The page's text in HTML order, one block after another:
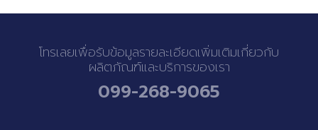
โทรเลยเพื่อรับข้อมูลรายละเอียดเพิ่มเติมเกี่ยวกับ
ผลิตภัณฑ์และบริการของเรา
099-268-9065